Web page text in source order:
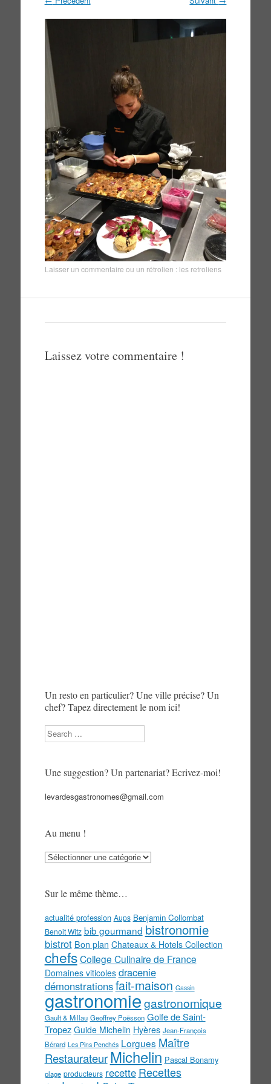
Laisser un commentaire ou un rétrolien : les retroliens
Laissez votre commentaire !
Un resto en particulier? Une ville précise? Un
chef? Tapez directement le nom ici!
Search
Une suggestion? Un partenariat? Ecrivez-moi!
levardesgastronomes@gmail.com
Au menu !
Au
Sur le même thème…
actualité profession Aups Benjamin Collombat
Benoit Witz bib gourmand bistronomie
bistrot Bon plan Chateaux & Hotels Collection
chefs College Culinaire de France
Domaines viticoles dracenie
démonstrationsfait-maison Gassin
gastronomiegastronomique
Gault & Millau Geoffrey Poësson Golfe de Saint-
Tropez Guide Michelin Hyères Jean-François
Bérard Les Pins Penchés Lorgues Maître
Restaurateur Michelin Pascal Bonamy
plage producteurs recette Recettes